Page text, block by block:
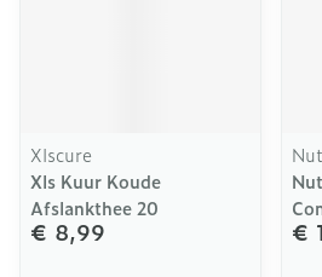
Xlscure
Xls Kuur Koude
Afslankthee 20
€ 8,99 €